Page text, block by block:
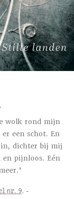
wolk rond mijn
een schot. En
in, dichter bij mij
pijnloos. Eén
nr. 9. -